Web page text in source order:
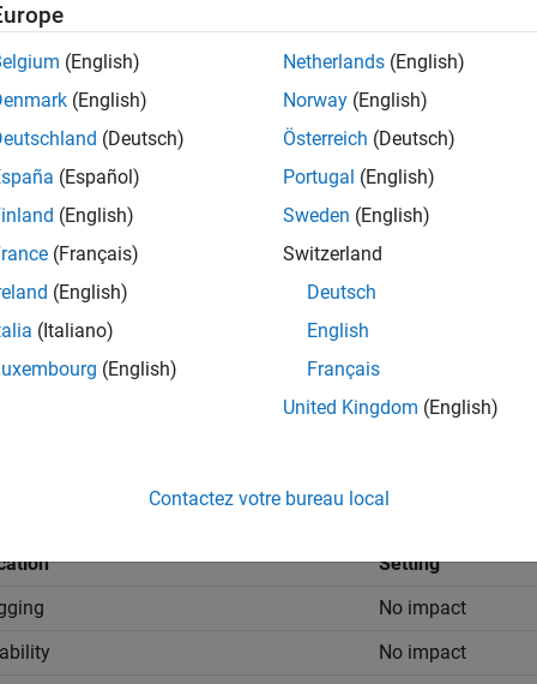
this parameter, set:
toC++
interface packaging
| Off
generation of a destructor for the C++ model class.
Settings
Setting
No impact
No impact
(English)
(English)
(Deutsch)
(Español)
(English)
(Français)
(English)
(Italiano)
(English)
Netherlands (English)
Norway (English)
Österreich (Deutsch)
Portugal (English)
Sweden (English)
Switzerland
Deutsch
English
Français
United Kingdom (English)
Contactez votre bureau local